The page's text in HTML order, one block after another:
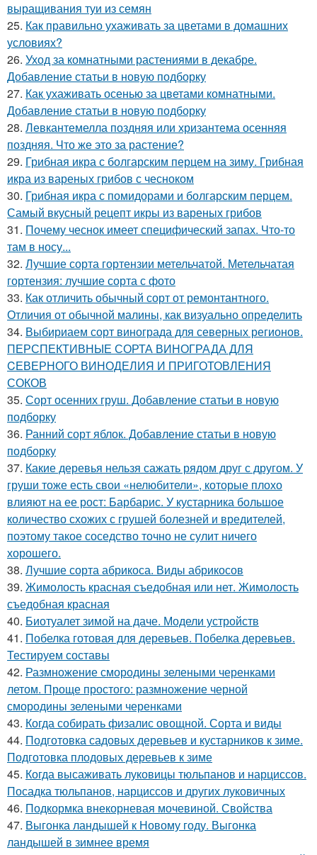
выращивания туи из семян
25. Как правильно ухаживать за цветами в домашних
условиях?
26. Уход за комнатными растениями в декабре.
Добавление статьи в новую подборку
27. Как ухаживать осенью за цветами комнатными.
Добавление статьи в новую подборку
28. Левкантемелла поздняя или хризантема осенняя
поздняя. Что же это за растение?
29. Грибная икра с болгарским перцем на зиму. Грибная
икра из вареных грибов с чесноком
30. Грибная икра с помидорами и болгарским перцем.
Самый вкусный рецепт икры из вареных грибов
31. Почему чеснок имеет специфический запах. Что-то
там в носу...
32. Лучшие сорта гортензии метельчатой. Метельчатая
гортензия: лучшие сорта с фото
33. Как отличить обычный сорт от ремонтантного.
Отличия от обычной малины, как визуально определить
34. Выбириаем сорт винограда для северных регионов.
ПЕРСПЕКТИВНЫЕ СОРТА ВИНОГРАДА ДЛЯ
CЕВЕРНОГО ВИНОДЕЛИЯ И ПРИГОТОВЛЕНИЯ
СОКОВ
35. Сорт осенних груш. Добавление статьи в новую
подборку
36. Ранний сорт яблок. Добавление статьи в новую
подборку
37. Какие деревья нельзя сажать рядом друг с другом. У
груши тоже есть свои «нелюбители», которые плохо
влияют на ее рост: Барбарис. У кустарника большое
количество схожих с грушей болезней и вредителей,
поэтому такое соседство точно не сулит ничего
хорошего.
38. Лучшие сорта абрикоса. Виды абрикосов
39. Жимолость красная съедобная или нет. Жимолость
съедобная красная
40. Биотуалет зимой на даче. Модели устройств
41. Побелка готовая для деревьев. Побелка деревьев.
Тестируем составы
42. Размножение смородины зелеными черенками
летом. Проще простого: размножение черной
смородины зелеными черенками
43. Когда собирать физалис овощной. Сорта и виды
44. Подготовка садовых деревьев и кустарников к зиме.
Подготовка плодовых деревьев к зиме
45. Когда высаживать луковицы тюльпанов и нарциссов.
Посадка тюльпанов, нарциссов и других луковичных
46. Подкормка внекорневая мочевиной. Свойства
47. Выгонка ландышей к Новому году. Выгонка
ландышей в зимнее время